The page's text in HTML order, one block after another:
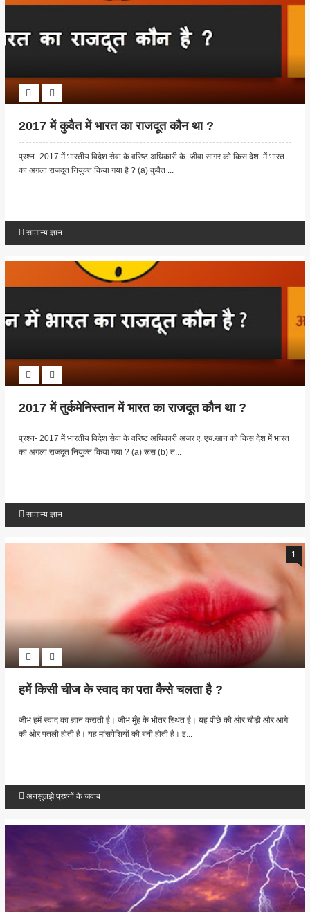
2017 में कुवैत में भारत का राजदूत कौन था ?
प्रश्न- 2017 में भारतीय विदेश सेवा के वरिष्ट अधिकारी के. जीवा सागर को किस देश में भारत
का अगला राजदूत नियुक्त किया गया है ? (a) कुवैत ...
सामान्य ज्ञान
2017 में तुर्कमेनिस्तान में भारत का राजदूत कौन था ?
प्रश्न- 2017 में भारतीय विदेश सेवा के वरिष्ट अधिकारी अजर ए. एच.खान को किस देश में भारत
का अगला राजदूत नियुक्त किया गया ? (a) रूस (b) त...
सामान्य ज्ञान
1
हमें किसी चीज के स्वाद का पता कैसे चलता है ?
जीभ हमें स्वाद का ज्ञान कराती है। जीभ मुँह के भीतर स्थित है। यह पीछे की ओर चौड़ी और आगे
की ओर पतली होती है। यह मांसपेशियों की बनी होती है। इ...
अनसुलझे प्रश्नों के जवाब